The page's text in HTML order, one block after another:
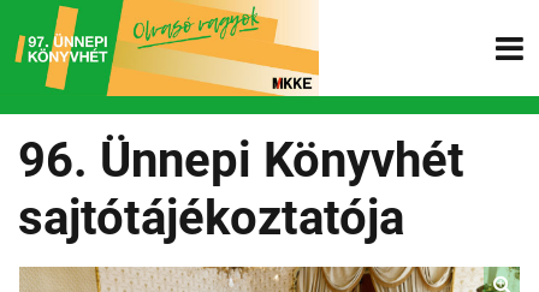
96. Ünnepi Könyvhét
sajtótájékoztatója